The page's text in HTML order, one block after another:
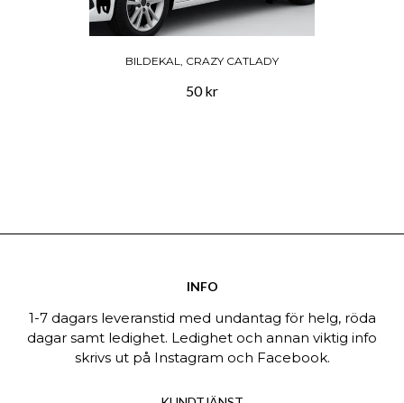
BILDEKAL, CRAZY CATLADY
50 kr
INFO
1-7 dagars leveranstid med undantag för helg, röda
dagar samt ledighet. Ledighet och annan viktig info
skrivs ut på Instagram och Facebook.